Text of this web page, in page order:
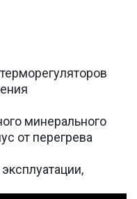
минерального
от перегрева